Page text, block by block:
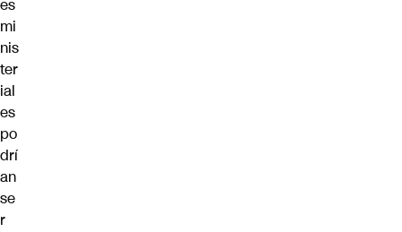
es
mi
nis
ter
ial
es
po
drí
an
se
r